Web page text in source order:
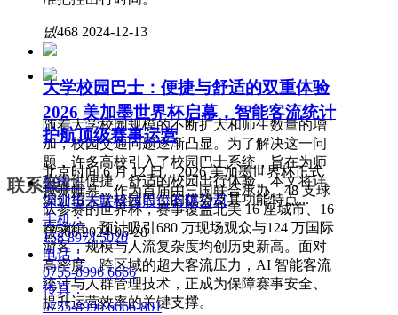
넶468 2024-12-13
大学校园巴士：便捷与舒适的双重体验
随着大学校园规模的不断扩大和师生数量的增
加，校园交通问题逐渐凸显。为了解决这一问
题，许多高校引入了校园巴士系统，旨在为师
生提供便捷、舒适的校园出行体验。本文将详
细介绍大学校园巴士的优势及其功能特点...
넶266 2024-06-28
2026 美加墨世界杯启幕，智能客流统计
护航顶级赛事运营
北京时间 6 月 12 日，2026 美加墨世界杯正式
拉开帷幕。作为首届由三国联合承办、48 支球
队参赛的世界杯，赛事覆盖北美 16 座城市、16
座场馆，预计吸引680 万现场观众与124 万国际
游客，规模与人流复杂度均创历史新高。面对
高密度、跨区域的超大客流压力，AI 智能客流
统计与人群管理技术，正成为保障赛事安全、
提升运营效率的关键支撑。
联系我们
公司：
深圳市卡联科技股份有限公司
手机：
158 8974 5020
电话：
0755-8996 6666
传真：
0755-8996 6666-801